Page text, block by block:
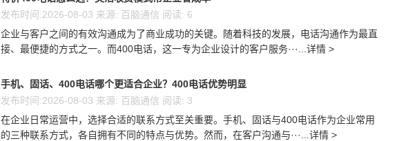
发布时间:2026-08-03 来源: 百脑通信 阅读: 6
企业与客户之间的有效沟通成为了商业成功的关键。随着科技的发展，电话沟通作为最直
接、最便捷的方式之一。而400电话，这一专为企业设计的客户服务···...详情 >
手机、固话、400电话哪个更适合企业？400电话优势明显
发布时间:2026-08-03 来源: 百脑通信 阅读: 3
在企业日常运营中，选择合适的联系方式至关重要。手机、固话与400电话作为企业常用
的三种联系方式，各自拥有不同的特点与优势。然而，在客户沟通与···...详情 >